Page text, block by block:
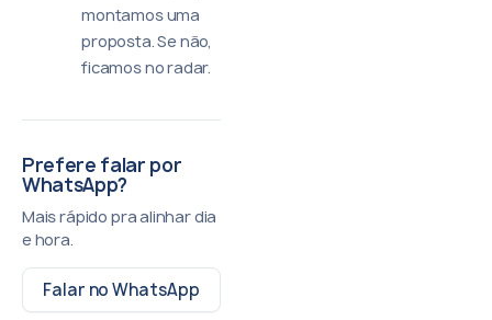
montamos uma
proposta. Se não,
ficamos no radar.
Prefere falar por
WhatsApp?
Mais rápido pra alinhar dia
e hora.
Falar no WhatsApp